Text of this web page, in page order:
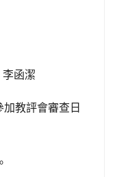
函潔
教評會審查日